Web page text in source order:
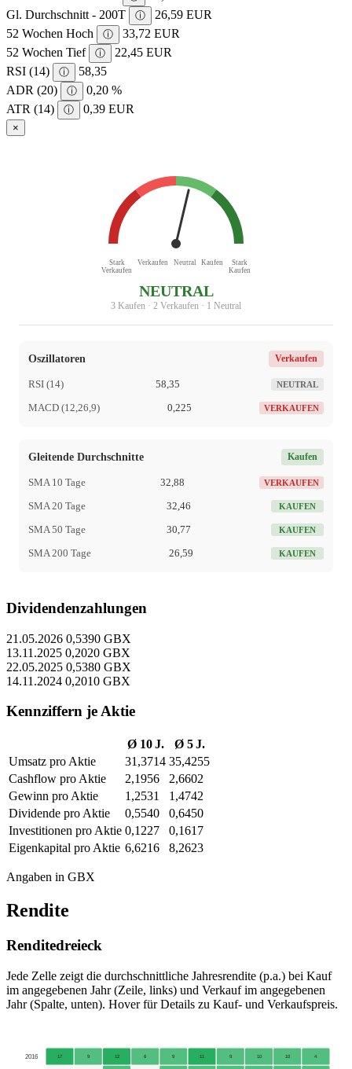
Gl. Durchschnitt - 200T
ⓘ
26,59 EUR
52 Wochen Hoch
ⓘ
33,72 EUR
52 Wochen Tief
ⓘ
22,45 EUR
RSI (14)
ⓘ
58,35
ADR (20)
ⓘ
0,20 %
ATR (14)
ⓘ 0,39 EUR
×
Stark
Verkaufen
Verkaufen Neutral Kaufen
Stark
Kaufen
NEUTRAL
3 Kaufen · 2 Verkaufen · 1 Neutral
Oszillatoren Verkaufen
RSI (14) 58,35 NEUTRAL
MACD (12,26,9) 0,225 VERKAUFEN
Gleitende Durchschnitte Kaufen
SMA 10 Tage 32,88 VERKAUFEN
SMA 20 Tage 32,46 KAUFEN
SMA 50 Tage 30,77 KAUFEN
SMA 200 Tage 26,59 KAUFEN
Dividendenzahlungen
21.05.2026 0,5390 GBX
13.11.2025 0,2020 GBX
22.05.2025 0,5380 GBX
14.11.2024 0,2010 GBX
Kennziffern je Aktie
Ø 10 J.
Ø 5 J.
Umsatz pro Aktie
31,3714 35,4255
Cashflow pro Aktie
2,1956
2,6602
Gewinn pro Aktie
1,2531
1,4742
Dividende pro Aktie
0,5540
0,6450
Investitionen pro Aktie 0,1227
0,1617
Eigenkapital pro Aktie 6,6216 8,2623
Angaben in GBX
Rendite
Renditedreieck
Jede Zelle zeigt die durchschnittliche Jahresrendite (p.a.) bei Kauf
im angegebenen Jahr (Zeile, links) und Verkauf im angegebenen
Jahr (Spalte, unten). Hover für Details zu Kauf- und Verkaufspreis.
2016 17 9 12 6 9 11 9 10 10 4